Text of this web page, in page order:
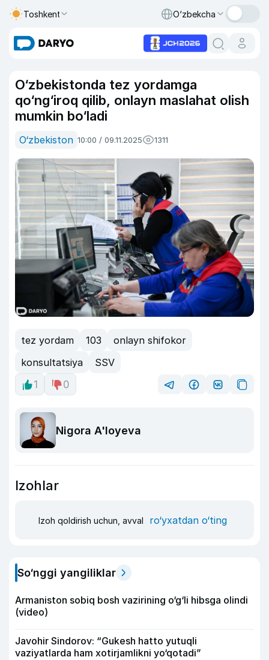
Toshkent O‘zbekcha
O‘zbekistonda tez yordamga
qo‘ng‘iroq qilib, onlayn maslahat olish
mumkin bo‘ladi
O‘zbekiston 10:00 / 09.11.2025 1311
tez yordam 103
onlayn shifokor
konsultatsiya
SSV
1
0
Nigora A'loyeva
Izohlar
Izoh qoldirish uchun, avval ro‘yxatdan o‘ting
So‘nggi yangiliklar
Armaniston sobiq bosh vazirining o‘g‘li hibsga olindi
(video)
Javohir Sindorov: “Gukesh hatto yutuqli
vaziyatlarda ham xotirjamlikni yo‘qotadi”